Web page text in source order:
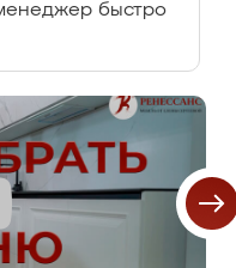
быстро